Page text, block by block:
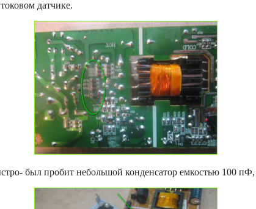
датчике.
был пробит небольшой конденсатор емкостью 100